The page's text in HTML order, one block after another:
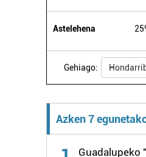
Astelehena
Gehiago:
Azken 7
Guadalupeko